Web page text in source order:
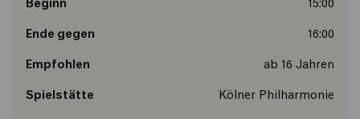
Beginn 15:00
Ende gegen 16:00
Empfohlen ab 16 Jahren
Spielstätte Kölner Philharmonie